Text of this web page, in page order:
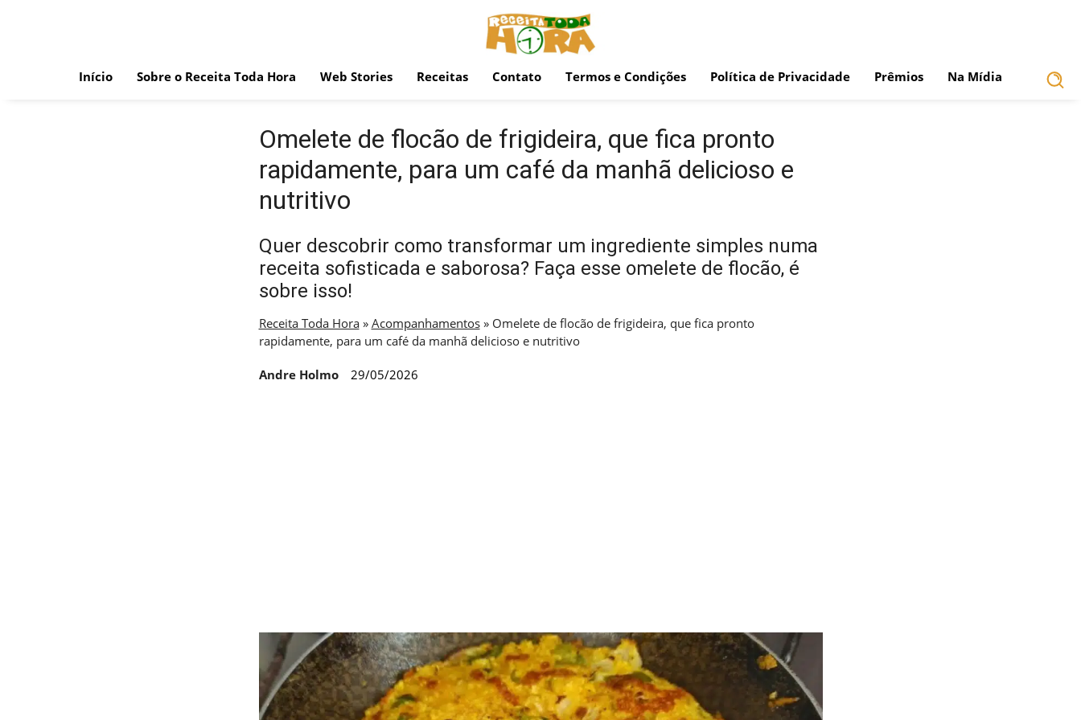
Início Sobre o Receita Toda Hora Web Stories Receitas Contato Termos e Condições Política de Privacidade Prêmios Na Mídia
Omelete de flocão de frigideira, que fica pronto
rapidamente, para um café da manhã delicioso e
nutritivo
Quer descobrir como transformar um ingrediente simples numa
receita sofisticada e saborosa? Faça esse omelete de flocão, é
sobre isso!
Receita Toda Hora» Acompanhamentos» Omelete de flocão de frigideira, que fica pronto
rapidamente, para um café da manhã delicioso e nutritivo
Andre Holmo 29/05/2026